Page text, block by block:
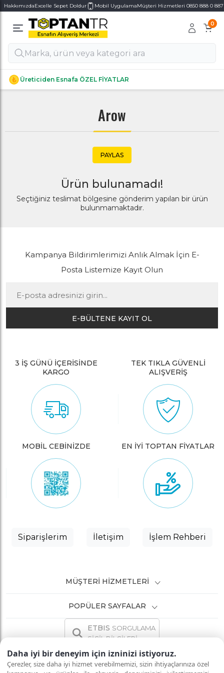
Daha iyi bir deneyim için izninizi istiyoruz.
Çerezler, size daha iyi hizmet verebilmemizi, sizin ihtiyaçlarınıza özel
HakkımızdaExcelle Sepet Doldur Mobil UygulamaMüşteri Hizmetleri 0850 888 0 887
0
Üreticiden Esnafa ÖZEL FİYATLAR
Alt Kategoriler
Alt Kategoriler
Arow
PAYLAS
Ürün bulunamadı!
Seçtiğiniz teslimat bölgesine gönderim yapılan bir ürün
bulunmamaktadır.
Kampanya Bildirimlerimizi Anlık Almak İçin E-
Posta Listemize Kayıt Olun
E-BÜLTENE KAYIT OL
3 İŞ GÜNÜ İÇERİSİNDE
KARGO
TEK TIKLA GÜVENLİ
ALIŞVERİŞ
MOBİL CEBİNİZDE EN İYİ TOPTAN FİYATLAR
Siparişlerim İletişim İşlem Rehberi
MÜŞTERI HIZMETLERI
POPÜLER SAYFALAR
ETBIS SORGULAMA
SİCİL BİLGİLERİ